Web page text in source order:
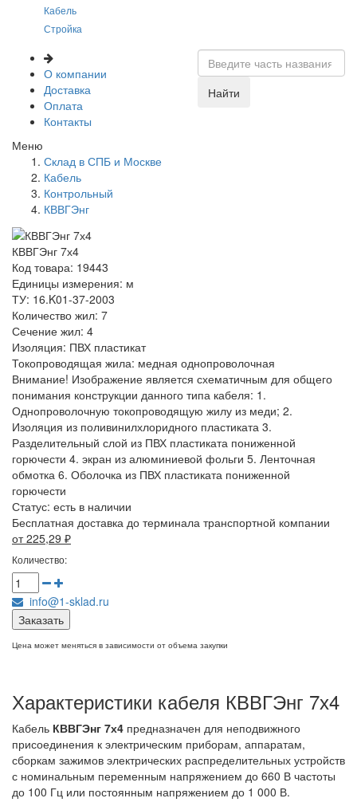
Кабель
Стройка
О компании
Доставка
Оплата
Контакты
Найти
Меню
Склад в СПБ и Москве
Кабель
Контрольный
КВВГЭнг
КВВГЭнг 7х4
Код товара: 19443
Единицы измерения: м
ТУ: 16.K01-37-2003
Количество жил: 7
Сечение жил: 4
Изоляция: ПВХ пластикат
Токопроводящая жила: медная однопроволочная
Внимание! Изображение является схематичным для общего
понимания конструкции данного типа кабеля: 1.
Однопроволочную токопроводящую жилу из меди; 2.
Изоляция из поливинилхлоридного пластиката 3.
Разделительный слой из ПВХ пластиката пониженной
горючести 4. экран из алюминиевой фольги 5. Ленточная
обмотка 6. Оболочка из ПВХ пластиката пониженной
горючести
Статус: есть в наличии
Бесплатная доставка до терминала транспортной компании
от 225,29 ₽
Количество:
info@1-sklad.ru
Заказать
Цена может меняться в зависимости от объема закупки
Характеристики кабеля КВВГЭнг 7х4
Кабель КВВГЭнг 7х4 предназначен для неподвижного
присоединения к электрическим приборам, аппаратам,
сборкам зажимов электрических распределительных устройств
с номинальным переменным напряжением до 660 В частоты
до 100 Гц или постоянным напряжением до 1 000 В.